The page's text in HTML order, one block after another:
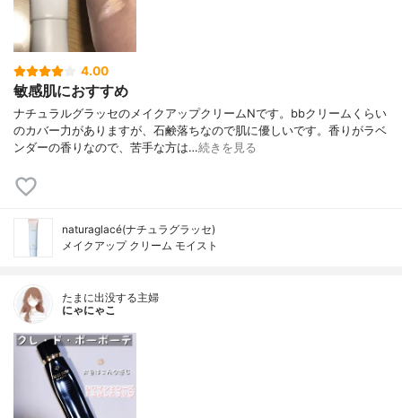
4.00
敏感肌におすすめ
ナチュラルグラッセのメイクアップクリームNです。bbクリームくらい
のカバー力がありますが、石鹸落ちなので肌に優しいです。香りがラベ
ンダーの香りなので、苦手な方は…続きを見る
naturaglacé(ナチュラグラッセ)
メイクアップ クリーム モイスト
たまに出没する主婦
にゃにゃこ